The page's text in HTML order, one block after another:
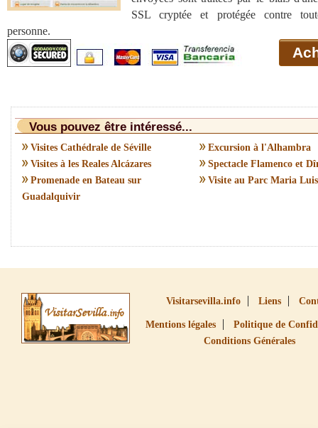
SSL cryptée et protégée contre
personne.
Vous pouvez être intéressé...
Visites Cathédrale de Séville
Visites à les Reales Alcázares
Promenade en Bateau sur
Guadalquivir
Excursion à l'Alhambra
Spectacle Flamenco et
Visite au Parc Maria
Visitarsevilla.info Liens
Mentions légales
Politique de
Conditions Générales